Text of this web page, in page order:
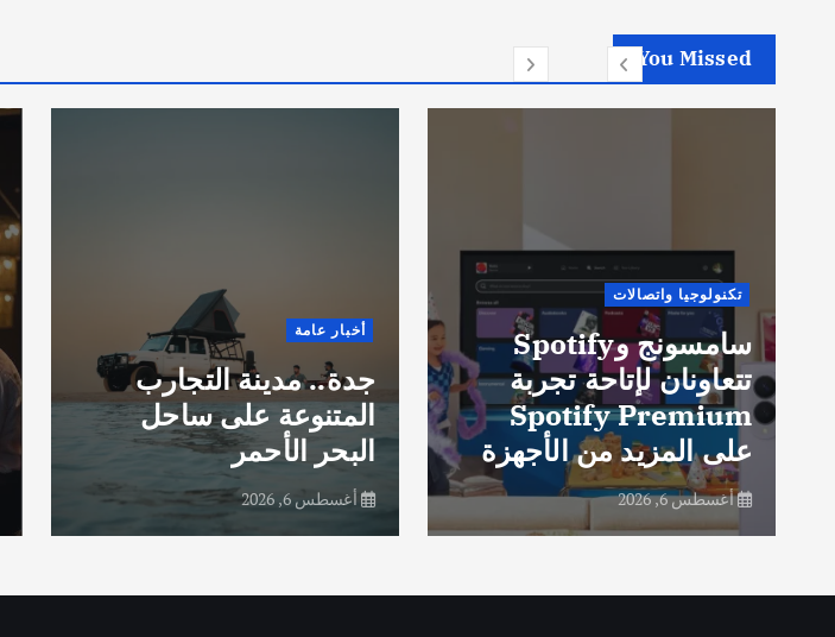
You Missed
تكنولوجيا واتصالات
سامسونج وSpotify
تتعاونان لإتاحة تجربة
Spotify Premium
على المزيد من الأجهزة
أغسطس 6, 2026
أخبار عامة
جدة.. مدينة التجارب
المتنوعة على ساحل
البحر الأحمر
أغسطس 6, 2026